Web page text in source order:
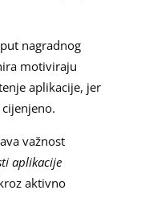
nagradnog
motiviraju
aplikacije, jer
važnost
aplikacije
aktivno